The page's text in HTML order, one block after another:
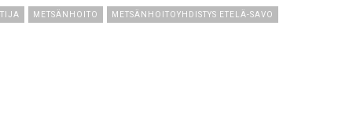
METSÄNHOITO METSÄNHOITOYHDISTYS ETELÄ-SAVO